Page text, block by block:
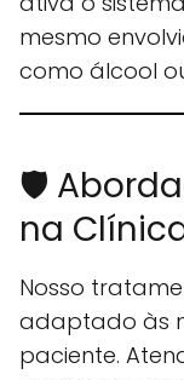
mesmo
como álcool
🛡️
na
Nosso
adaptado às
paciente.